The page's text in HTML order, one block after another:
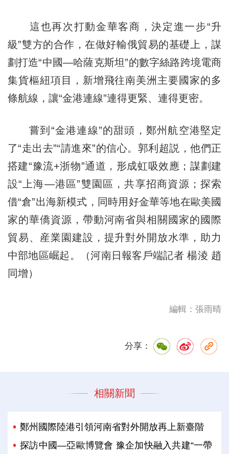
這也再次打動金華客商，決定進一步“升
級”雙方的合作，在做好輸俄貿易的基礎上，謀
劃打造“中國—哈薩克斯坦”的數字絲路跨境電商
集貨樞紐項目，新增飛往南美洲主要國家的多
條航線，讓“金港連線”連得更緊、連得更密。
嘗到“金港連線”的甜頭，鄭州航空港堅定
了“走出去”“請進來”的信心。郭利超説，他們正
搭建“豫流+浙物”通道，形成虹吸效應；謀劃建
設“上海—港區”雙園區，共享招商資源；探索
借“倉”出海新模式，同時用好金華等地在歐美國
家的華僑資源，帶動河南省與相關國家的國際
貿易、産業園建設，提升對外開放水準，助力
中部地區崛起。（河南日報客戶端記者 楊淩 趙
同增）
編輯：張雨晴
分享：
相關新聞
鄭州國際陸港引領河南省對外開放再上新臺階
探訪中國—亞歐博覽會 豫企加快融入共建“一帶